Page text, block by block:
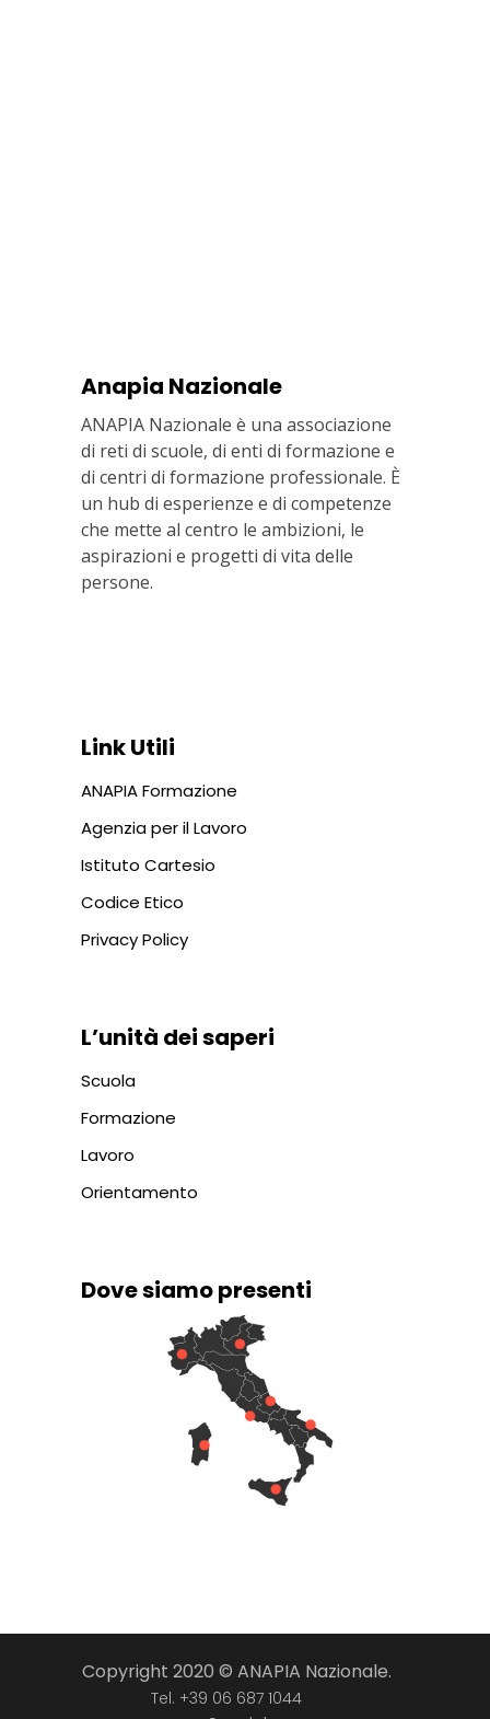
Anapia Nazionale
ANAPIA Nazionale è una associazione
di reti di scuole, di enti di formazione e
di centri di formazione professionale. È
un hub di esperienze e di competenze
che mette al centro le ambizioni, le
aspirazioni e progetti di vita delle
persone.
Link Utili
ANAPIA Formazione
Agenzia per il Lavoro
Istituto Cartesio
Codice Etico
Privacy Policy
L’unità dei saperi
Scuola
Formazione
Lavoro
Orientamento
Dove siamo presenti
Copyright 2020 © ANAPIA Nazionale.
Tel. +39 06 687 1044